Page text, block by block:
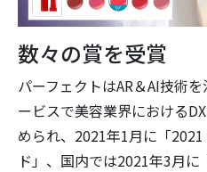
数々の賞を受賞
パーフェクトはAR＆AI技術
ービスで美容業界における
められ、2021年1月に「
ド」、国内では2021年3月